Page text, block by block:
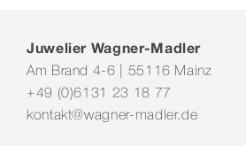
Juwelier Wagner-Madler
Am Brand 4-6 | 55116 Mainz
+49 (0)6131 23 18 77
kontakt@wagner-madler.de